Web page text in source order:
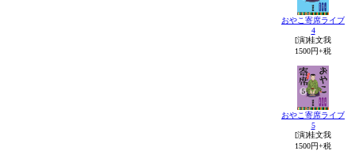
おやこ寄席ライブ
4
[演]桂文我
1500円+税
おやこ寄席ライブ
5
[演]桂文我
1500円+税